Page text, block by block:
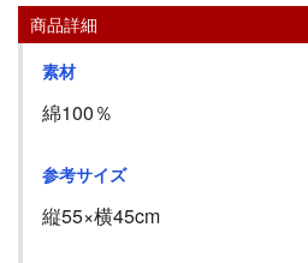
商品詳細
素材
綿100％
参考サイズ
縦55×横45cm